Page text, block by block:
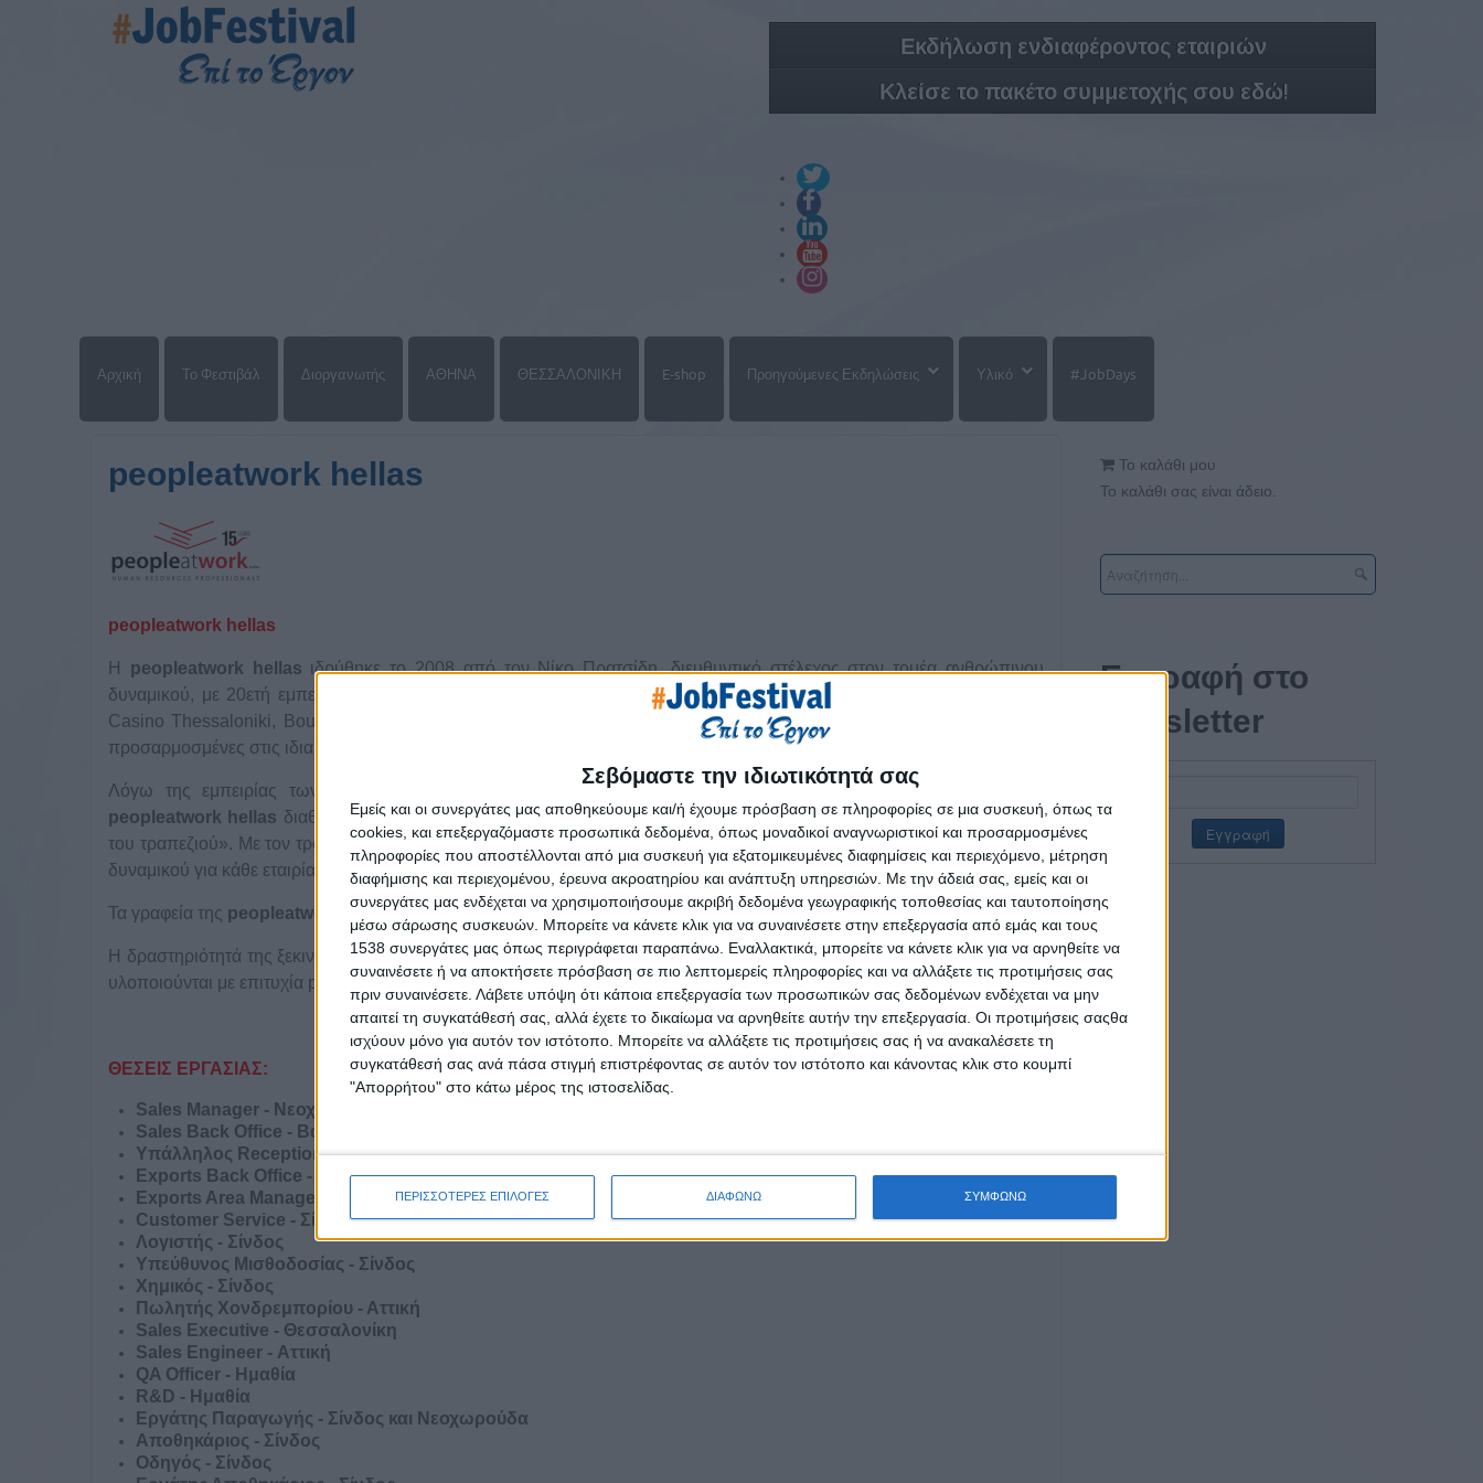
Σεβόμαστε την ιδιωτικότητά σας
Εμείς και οι συνεργάτες μας αποθηκεύουμε και/ή έχουμε πρόσβαση σε πληροφορίες σε μια συσκευή, όπως τα
cookies, και επεξεργαζόμαστε προσωπικά δεδομένα, όπως μοναδικοί αναγνωριστικοί και προσαρμοσμένες
πληροφορίες που αποστέλλονται από μια συσκευή για εξατομικευμένες διαφημίσεις και περιεχόμενο, μέτρηση
διαφήμισης και περιεχομένου, έρευνα ακροατηρίου και ανάπτυξη υπηρεσιών. Με την άδειά σας, εμείς και οι
συνεργάτες μας ενδέχεται να χρησιμοποιήσουμε ακριβή δεδομένα γεωγραφικής τοποθεσίας και ταυτοποίησης
μέσω σάρωσης συσκευών. Μπορείτε να κάνετε κλικ για να συναινέσετε στην επεξεργασία από εμάς και τους
1538 συνεργάτες μας όπως περιγράφεται παραπάνω. Εναλλακτικά, μπορείτε να κάνετε κλικ για να αρνηθείτε να
συναινέσετε ή να αποκτήσετε πρόσβαση σε πιο λεπτομερείς πληροφορίες και να αλλάξετε τις προτιμήσεις σας
πριν συναινέσετε. Λάβετε υπόψη ότι κάποια επεξεργασία των προσωπικών σας δεδομένων ενδέχεται να μην
απαιτεί τη συγκατάθεσή σας, αλλά έχετε το δικαίωμα να αρνηθείτε αυτήν την επεξεργασία. Οι προτιμήσεις σαςθα
ισχύουν μόνο για αυτόν τον ιστότοπο. Μπορείτε να αλλάξετε τις προτιμήσεις σας ή να ανακαλέσετε τη
συγκατάθεσή σας ανά πάσα στιγμή επιστρέφοντας σε αυτόν τον ιστότοπο και κάνοντας κλικ στο κουμπί
"Απορρήτου" στο κάτω μέρος της ιστοσελίδας.
ΠΕΡΙΣΣΟΤΕΡΕΣ ΕΠΙΛΟΓΕΣ ΔΙΑΦΩΝΩ ΣΥΜΦΩΝΩ
Εκδήλωση ενδιαφέροντος εταιριών
Κλείσε το πακέτο συμμετοχής σου εδώ!
Αρχική Το Φεστιβάλ Διοργανωτής ΑΘΗΝΑ ΘΕΣΣΑΛΟΝΙΚΗ E-shop Προηγούμενες Εκδηλώσεις Υλικό #JobDays
peopleatwork hellas
peopleatwork hellas
Η peopleatwork hellas ιδρύθηκε το 2008 από τον Νίκο Πρατσίδη, διευθυντικό στέλεχος στον τομέα ανθρώπινου
δυναμικού, με 20ετή εμπειρία σε επώνυμες επιχειρήσεις (Αθηναϊκή Ζυθοποιία, Νίκη - S/M Μαρινόπουλος, Regency
Casino Thessaloniki, Boutari). Αποτελεί ένα γραφείο-boutique με ολοκληρωμένες υπηρεσίες ανθρώπινου δυναμικού,
προσαρμοσμένες στις ιδιαίτερες ανάγκες κάθε εταιρίας-πελάτη.
Λόγω της εμπειρίας των στελεχών της σε λειτουργικές θέσεις ανθρώπινου δυναμικού σε μεγάλες εταιρίες, η
peopleatwork hellas διαθέτει το συγκριτικό πλεονέκτημα να μπορεί να βλέπει τα πράγματα «και από τις δύο πλευρές
του τραπεζιού». Με τον τρόπο αυτό λειτουργεί όχι μόνο ως σύμβουλος, αλλά και ως outsourcing στέλεχος ανθρώπινου
δυναμικού για κάθε εταιρία, το οποίο γνωρίζει από μέσα τις ιδιαίτερες ανάγκες και τη φιλοσοφία της.
Τα γραφεία της peopleatwork hellasβρίσκονται στο κέντρο της Θεσσαλονίκης, κοντά στο λιμάνι της πόλης.
Η δραστηριότητά της ξεκινά από τη Θεσσαλονίκη, εστιάζεται στη βόρεια Ελλάδα, και απλώνεται σε όλη τη χώρα, καθώς
υλοποιούνται με επιτυχία projects πανελλαδικά.
ΘΕΣΕΙΣ ΕΡΓΑΣΙΑΣ:
Sales Manager - Νεοχωρούδα
Sales Back Office - Βασιλούδι
Υπάλληλος Reception - Βασιλούδι
Exports Back Office - Βασιλούδι
Exports Area Manager - Βασιλούδι
Customer Service - Σίνδος
Λογιστής - Σίνδος
Υπεύθυνος Μισθοδοσίας - Σίνδος
Χημικός - Σίνδος
Πωλητής Χονδρεμπορίου - Αττική
Sales Executive - Θεσσαλονίκη
Sales Engineer - Αττική
QA Officer - Ημαθία
R&D - Ημαθία
Εργάτης Παραγωγής - Σίνδος και Νεοχωρούδα
Αποθηκάριος - Σίνδος
Οδηγός - Σίνδος
Το καλάθι μου
Το καλάθι σας είναι άδειο.
Εγγραφή στο
newsletter